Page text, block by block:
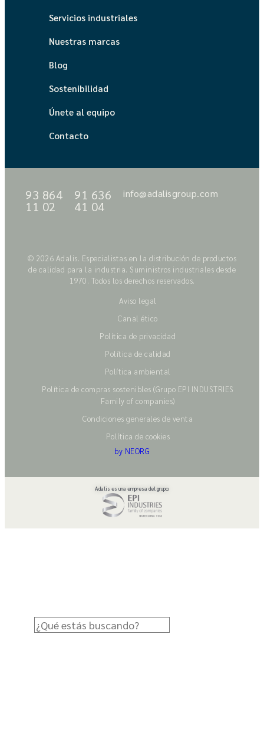
Servicios industriales
Nuestras marcas
Blog
Sostenibilidad
Únete al equipo
Contacto
93 864
11 02
91 636
41 04
info@adalisgroup.com
© 2026 Adalis. Especialistas en la distribución de productos
de calidad para la industria. Suministros industriales desde
1970. Todos los derechos reservados.
Aviso legal
Canal ético
Política de privacidad
Política de calidad
Política ambiental
Política de compras sostenibles (Grupo EPI INDUSTRIES
Family of companies)
Condiciones generales de venta
Política de cookies
by NEORG
Adalis es una empresa del grupo: